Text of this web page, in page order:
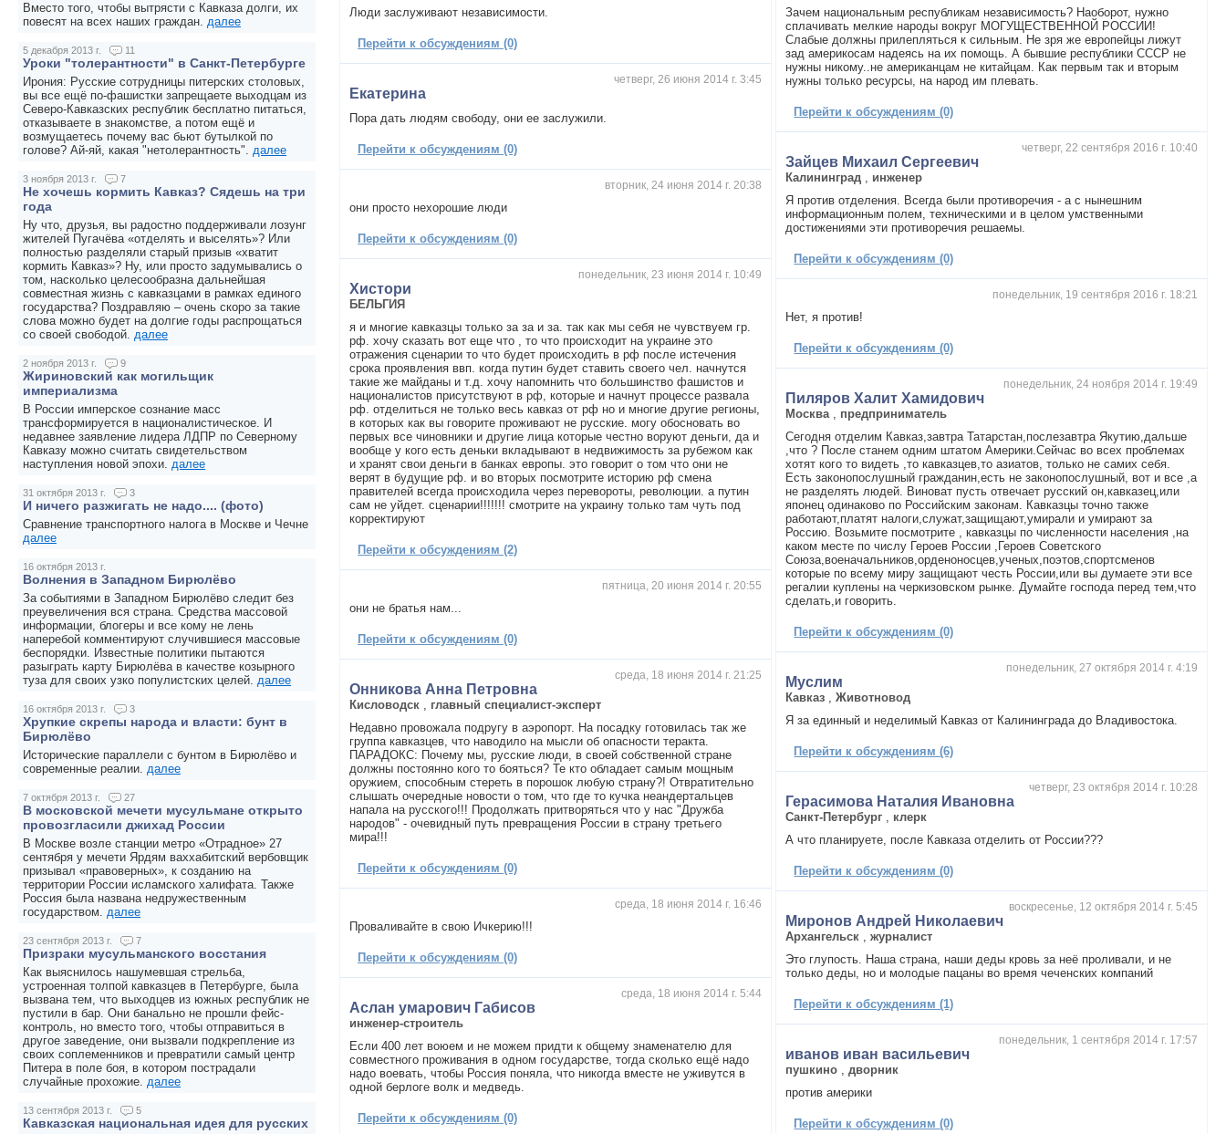
Люди заслуживают независимости.
Перейти к обсуждениям (0)
четверг, 26 июня 2014 г. 3:45
Екатерина
Пора дать людям свободу, они ее заслужили.
Перейти к обсуждениям (0)
вторник, 24 июня 2014 г. 20:38
они просто нехорошие люди
Перейти к обсуждениям (0)
понедельник, 23 июня 2014 г. 10:49
Хистори
БЕЛЬГИЯ
я и многие кавказцы только за за и за. так как мы себя не чувствуем гр.
рф. хочу сказать вот еще что , то что происходит на украине это
отражения сценарии то что будет происходить в рф после истечения
срока проявления ввп. когда путин будет ставить своего чел. начнутся
такие же майданы и т.д. хочу напомнить что большинство фашистов и
националистов присутствуют в рф, которые и начнут процессе развала
рф. отделиться не только весь кавказ от рф но и многие другие регионы,
в которых как вы говорите проживают не русские. могу обосновать во
первых все чиновники и другие лица которые честно воруют деньги, да и
вообще у кого есть деньки вкладывают в недвижимость за рубежом как
и хранят свои деньги в банках европы. это говорит о том что они не
верят в будущие рф. и во вторых посмотрите историю рф смена
правителей всегда происходила через перевороты, революции. а путин
сам не уйдет. сценарии!!!!!!! смотрите на украину только там чуть под
корректируют
Перейти к обсуждениям (2)
пятница, 20 июня 2014 г. 20:55
они не братья нам...
Перейти к обсуждениям (0)
среда, 18 июня 2014 г. 21:25
Онникова Анна Петровна
Кисловодск
главный специалист-эксперт
Недавно провожала подругу в аэропорт. На посадку готовилась так же
группа кавказцев, что наводило на мысли об опасности теракта.
ПАРАДОКС: Почему мы, русские люди, в своей собственной стране
должны постоянно кого то бояться? Те кто обладает самым мощным
оружием, способным стереть в порошок любую страну?! Отвратительно
слышать очередные новости о том, что где то кучка неандертальцев
напала на русского!!! Продолжать притворяться что у нас "Дружба
народов" - очевидный путь превращения России в страну третьего
мира!!!
Перейти к обсуждениям (0)
среда, 18 июня 2014 г. 16:46
Проваливайте в свою Ичкерию!!!
Перейти к обсуждениям (0)
среда, 18 июня 2014 г. 5:44
Аслан умарович Габисов
инженер-строитель
Если 400 лет воюем и не можем придти к общему знаменателю для
совместного проживания в одном государстве, тогда сколько ещё надо
надо воевать, чтобы Россия поняла, что никогда вместе не уживутся в
одной берлоге волк и медведь.
Перейти к обсуждениям (0)
Зачем национальным республикам независимость? Наоборот, нужно
сплачивать мелкие народы вокруг МОГУЩЕСТВЕННОЙ РОССИИ!
Слабые должны прилепляться к сильным. Не зря же европейцы лижут
зад америкосам надеясь на их помощь. А бывшие республики СССР не
нужны никому..не американцам не китайцам. Как первым так и вторым
нужны только ресурсы, на народ им плевать.
Перейти к обсуждениям (0)
четверг, 22 сентября 2016 г. 10:40
Зайцев Михаил Сергеевич
Калининград
инженер
Я против отделения. Всегда были противоречия - а с нынешним
информационным полем, техническими и в целом умственными
достижениями эти противоречия решаемы.
Перейти к обсуждениям (0)
понедельник, 19 сентября 2016 г. 18:21
Нет, я против!
Перейти к обсуждениям (0)
понедельник, 24 ноября 2014 г. 19:49
Пиляров Халит Хамидович
Москва
предприниматель
Сегодня отделим Кавказ,завтра Татарстан,послезавтра Якутию,дальше
,что ? После станем одним штатом Америки.Сейчас во всех проблемах
хотят кого то видеть ,то кавказцев,то азиатов, только не самих себя.
Есть законопослушный гражданин,есть не законопослушный, вот и все ,а
не разделять людей. Виноват пусть отвечает русский он,кавказец,или
японец одинаково по Российским законам. Кавказцы точно также
работают,платят налоги,служат,защищают,умирали и умирают за
Россию. Возьмите посмотрите , кавказцы по численности населения ,на
каком месте по числу Героев России ,Героев Советского
Союза,военачальников,орденоносцев,ученых,поэтов,спортсменов
которые по всему миру защищают честь России,или вы думаете эти все
регалии куплены на черкизовском рынке. Думайте господа перед тем,что
сделать,и говорить.
Перейти к обсуждениям (0)
понедельник, 27 октября 2014 г. 4:19
Муслим
Кавказ ,Животновод
Я за единный и неделимый Кавказ от Калининграда до Владивостока.
Перейти к обсуждениям (6)
четверг, 23 октября 2014 г. 10:28
Герасимова Наталия Ивановна
Санкт-Петербург
клерк
А что планируете, после Кавказа отделить от России???
Перейти к обсуждениям (0)
воскресенье, 12 октября 2014 г. 5:45
Миронов Андрей Николаевич
Архангельск ,журналист
Это глупость. Наша страна, наши деды кровь за неё проливали, и не
только деды, но и молодые пацаны во время чеченских компаний
Перейти к обсуждениям (1)
понедельник, 1 сентября 2014 г. 17:57
иванов иван васильевич
пушкино ,дворник
против америки
Перейти к обсуждениям (0)
Вместо того, чтобы вытрясти с Кавказа долги, их
повесят на всех наших граждан. далее
5 декабря 2013 г. 11
Уроки "толерантности" в Санкт-Петербурге
Ирония: Русские сотрудницы питерских столовых,
вы все ещё по-фашистки запрещаете выходцам из
Северо-Кавказских республик бесплатно питаться,
отказываете в знакомстве, а потом ещё и
возмущаетесь почему вас бьют бутылкой по
голове? Ай-яй, какая "нетолерантность". далее
3 ноября 2013 г. 7
Не хочешь кормить Кавказ? Сядешь на три
года
Ну что, друзья, вы радостно поддерживали лозунг
жителей Пугачёва «отделять и выселять»? Или
полностью разделяли старый призыв «хватит
кормить Кавказ»? Ну, или просто задумывались о
том, насколько целесообразна дальнейшая
совместная жизнь с кавказцами в рамках единого
государства? Поздравляю – очень скоро за такие
слова можно будет на долгие годы распрощаться
со своей свободой. далее
2 ноября 2013 г. 9
Жириновский как могильщик
империализма
В России имперское сознание масс
трансформируется в националистическое. И
недавнее заявление лидера ЛДПР по Северному
Кавказу можно считать свидетельством
наступления новой эпохи. далее
31 октября 2013 г. 3
И ничего разжигать не надо.... (фото)
Сравнение транспортного налога в Москве и Чечне
далее
16 октября 2013 г.
Волнения в Западном Бирюлёво
За событиями в Западном Бирюлёво следит без
преувеличения вся страна. Средства массовой
информации, блогеры и все кому не лень
наперебой комментируют случившиеся массовые
беспорядки. Известные политики пытаются
разыграть карту Бирюлёва в качестве козырного
туза для своих узко популистских целей. далее
16 октября 2013 г. 3
Хрупкие скрепы народа и власти: бунт в
Бирюлёво
Исторические параллели с бунтом в Бирюлёво и
современные реалии. далее
7 октября 2013 г. 27
В московской мечети мусульмане открыто
провозгласили джихад России
В Москве возле станции метро «Отрадное» 27
сентября у мечети Ярдям ваххабитский вербовщик
призывал «правоверных», к созданию на
территории России исламского халифата. Также
Россия была названа недружественным
государством. далее
23 сентября 2013 г. 7
Призраки мусульманского восстания
Как выяснилось нашумевшая стрельба,
устроенная толпой кавказцев в Петербурге, была
вызвана тем, что выходцев из южных республик не
пустили в бар. Они банально не прошли фейс-
контроль, но вместо того, чтобы отправиться в
другое заведение, они вызвали подкрепление из
своих соплеменников и превратили самый центр
Питера в поле боя, в котором пострадали
случайные прохожие. далее
13 сентября 2013 г. 5
Кавказская национальная идея для русских